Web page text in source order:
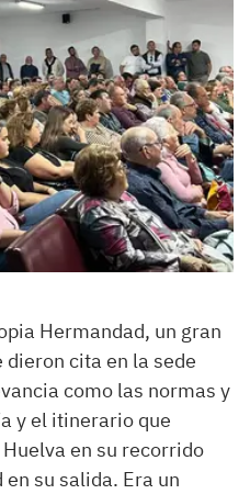
Hermandad, un gran
cita en la sede
como las normas y
y el itinerario que
en su recorrido
su salida. Era un